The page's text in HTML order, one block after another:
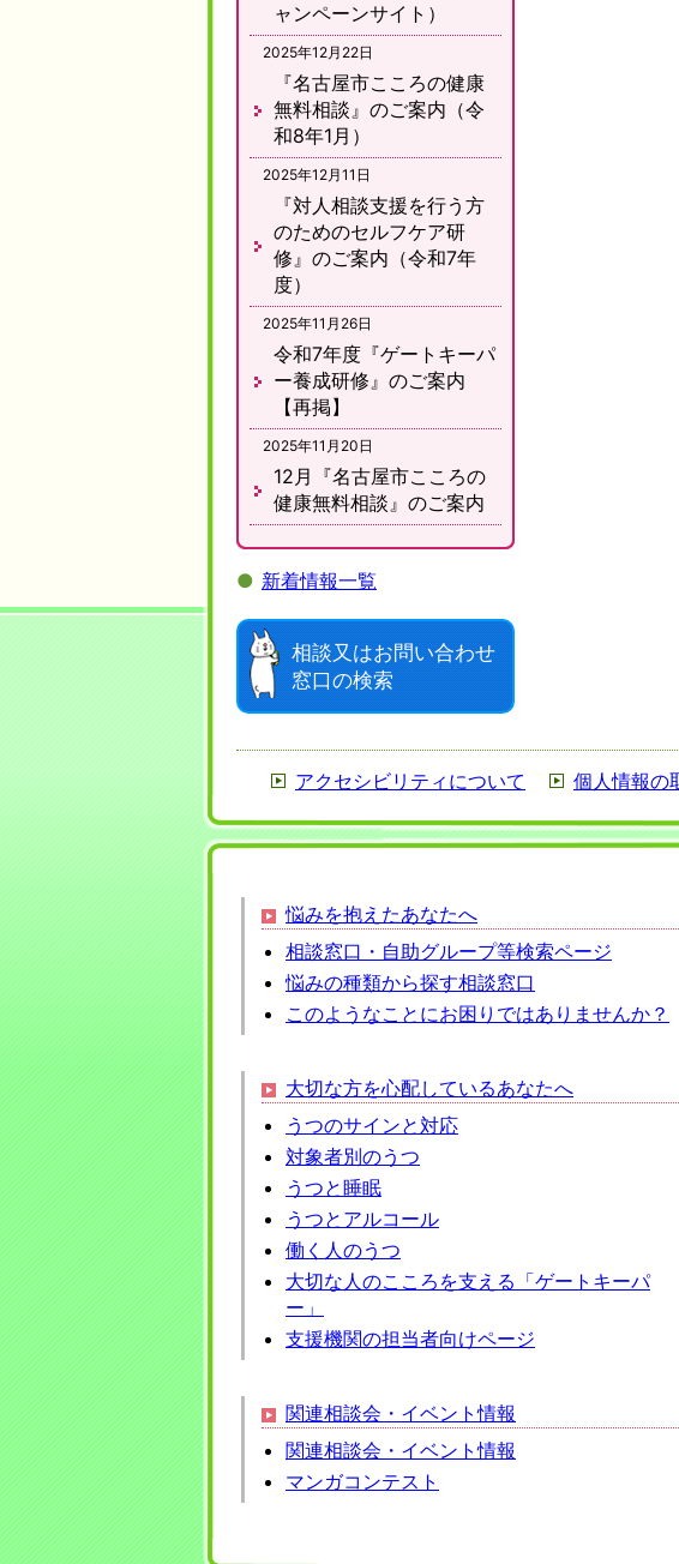
ャンペーンサイト）
2025年12月22日
『名古屋市こころの健康
無料相談』のご案内（令
和8年1月）
2025年12月11日
『対人相談支援を行う方
のためのセルフケア研
修』のご案内（令和7年
度）
2025年11月26日
令和7年度『ゲートキーパ
ー養成研修』のご案内
【再掲】
2025年11月20日
12月『名古屋市こころの
健康無料相談』のご案内
● 新着情報一覧
相談又はお問い合わせ
窓口の検索
アクセシビリティについて 個人情報の
悩みを抱えたあなたへ
相談窓口・自助グループ等検索ページ
悩みの種類から探す相談窓口
このようなことにお困りではありませんか？
大切な方を心配しているあなたへ
うつのサインと対応
対象者別のうつ
うつと睡眠
うつとアルコール
働く人のうつ
大切な人のこころを支える「ゲートキーパ
ー」
支援機関の担当者向けページ
関連相談会・イベント情報
関連相談会・イベント情報
マンガコンテスト